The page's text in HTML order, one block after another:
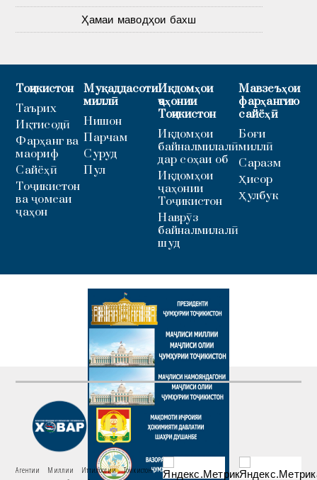
Ҳамаи маводҳои бахш
Тоҷикистон
Таърих
Иқтисодӣ
Фарҳанг ва
маориф
Сайёҳӣ
Тоҷикистон
ва ҷомеаи
ҷаҳон
Муқаддасоти
миллӣ
Нишон
Парчам
Суруд
Пул
Иқдомҳои
ҷаҳонии
Тоҷикистон
Иқдомҳои
байналмилалӣ
дар соҳаи об
Иқдомҳои
ҷаҳонии
Тоҷикистон
Наврӯз
байналмилалӣ
шуд
Мавзеъҳои
фарҳангию
сайёҳӣ
Боғи
миллӣ
Саразм
Ҳисор
Ҳулбук
Агентии Миллии Иттилоотии Тоҷикистон